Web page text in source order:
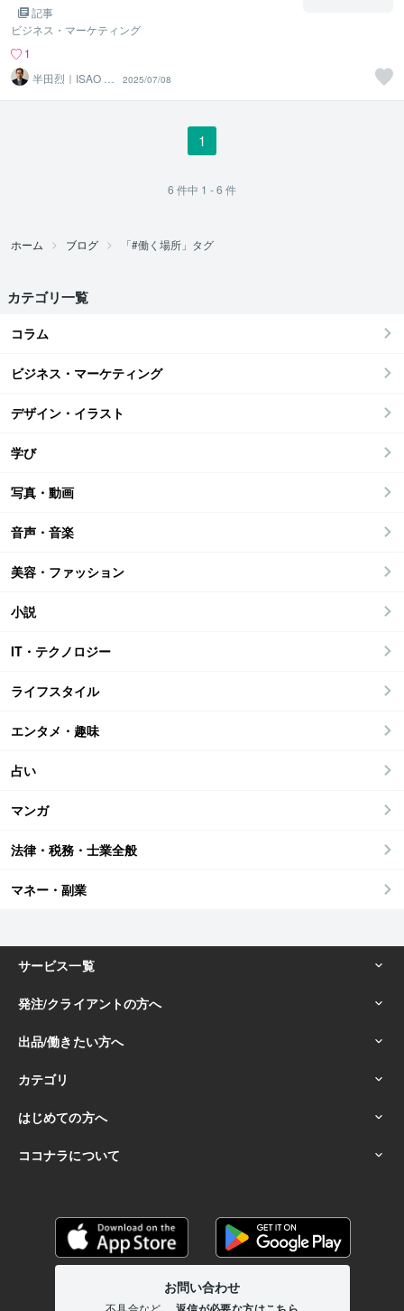
記事
ビジネス・マーケティング
1
半田烈｜ISAO H
ANDA
2025/07/08
1
6 件中 1 - 6 件
ホーム ブログ 「#働く場所」タグ
カテゴリ一覧
コラム
ビジネス・マーケティング
デザイン・イラスト
学び
写真・動画
音声・音楽
美容・ファッション
小説
IT・テクノロジー
ライフスタイル
エンタメ・趣味
占い
マンガ
法律・税務・士業全般
マネー・副業